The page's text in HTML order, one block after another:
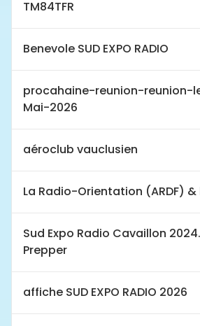
TM84TFR
Benevole SUD EXPO RADIO
procahaine-reunion-reunion-
Mai-2026
aéroclub vauclusien
La Radio-Orientation (ARDF) &
Sud Expo Radio Cavaillon
Prepper
affiche SUD EXPO RADIO 2026